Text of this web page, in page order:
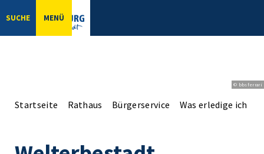
SUCHE MENÜ
© bbsferrari
Startseite Rathaus Bürgerservice Was erledige ich